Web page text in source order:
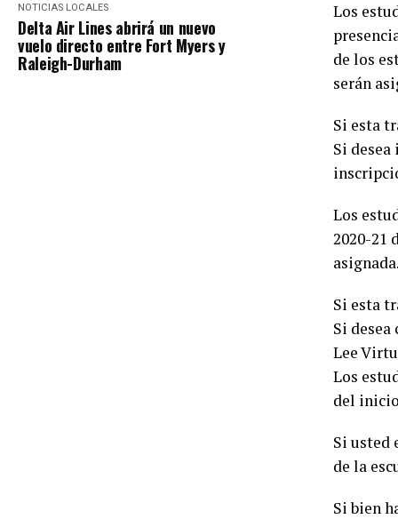
NOTICIAS LOCALES
Delta Air Lines abrirá un nuevo
vuelo directo entre Fort Myers y
Raleigh-Durham
Los
de los
serán
Si esta
Si
Los
2020-21
Si esta
Si
Lee
Los
del
Si usted
de la
Si bien